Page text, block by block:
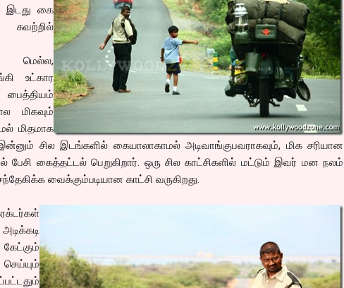
இடது கை
மெல்ல,
உட்கார
பைத்தியம்
மிகவும்
மிதமாக
சில இடங்களில் கையாலாகாமல் அடிவாங்குபவராகவும், மிக சரியான
பேசி கைத்தட்டல் பெறுகிறார். ஒரு சில காட்சிகளில் மட்டும் இவர் மன நலம்
வைக்கும்படியான காட்சி வருகிறது.